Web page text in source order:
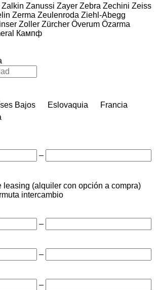
Zalkin Zanussi Zayer Zebra Zechini Zeiss
Zerma Zeulenroda Ziehl-Abegg
Zoller Zürcher Överum Özarma
Кампф
Bajos Eslovaquia
Francia
–
leasing (alquiler con opción a compra)
intercambio
–
–
–